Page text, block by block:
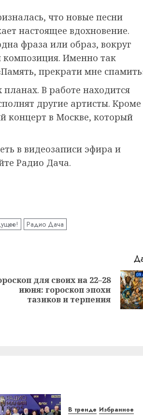
что новые песни
настоящее вдохновение.
фраза или образ, вокруг
композиция. Именно так
прекрати мне
В работе находится
другие артисты. Кроме
концерт в Москве, который
в видеозаписи эфира и
Радио Дача.
Радио Дача
для своих на 22–28
июня: гороскоп эпохи
тазиков и терпения
В тренде Избранное